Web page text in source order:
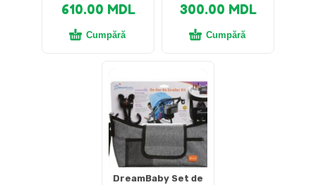
610.00 MDL
Cumpără
300.00 MDL
Cumpără
DreamBaby Set de